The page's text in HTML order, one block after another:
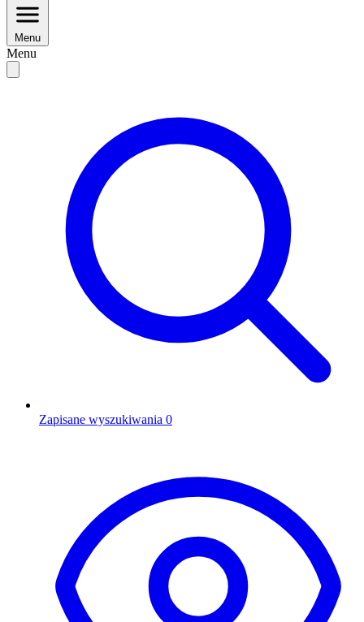
Menu
Menu
Zapisane wyszukiwania 0